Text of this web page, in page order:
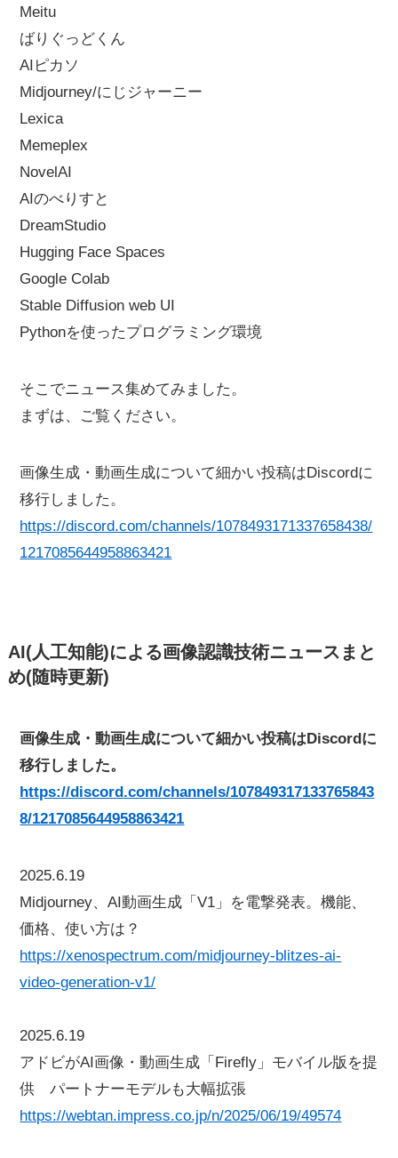
Meitu
ばりぐっどくん
AIピカソ
Midjourney/にじジャーニー
Lexica
Memeplex
NovelAI
AIのべりすと
DreamStudio
Hugging Face Spaces
Google Colab
Stable Diffusion web UI
Pythonを使ったプログラミング環境
そこでニュース集めてみました。
まずは、ご覧ください。
画像生成・動画生成について細かい投稿はDiscordに
移行しました。
https://discord.com/channels/1078493171337658438/
1217085644958863421
AI(人工知能)による画像認識技術ニュースまと
め(随時更新)
画像生成・動画生成について細かい投稿はDiscordに
移行しました。
https://discord.com/channels/107849317133765843
8/1217085644958863421
2025.6.19
Midjourney、AI動画生成「V1」を電撃発表。機能、
価格、使い方は？
https://xenospectrum.com/midjourney-blitzes-ai-
video-generation-v1/
2025.6.19
アドビがAI画像・動画生成「Firefly」モバイル版を提
供 パートナーモデルも大幅拡張
https://webtan.impress.co.jp/n/2025/06/19/49574